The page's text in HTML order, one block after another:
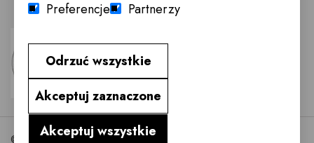
©2026 InneMeble.pl
Preferencje
Partnerzy
Odrzuć wszystkie
Akceptuj zaznaczone
Akceptuj wszystkie